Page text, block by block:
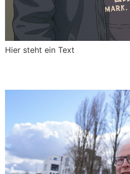
Hier steht ein Text